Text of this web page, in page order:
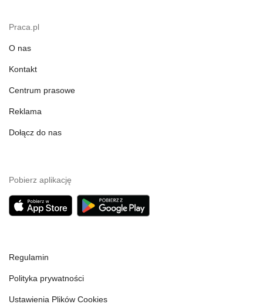
Praca.pl
O nas
Kontakt
Centrum prasowe
Reklama
Dołącz do nas
Pobierz aplikację
Regulamin
Polityka prywatności
Ustawienia Plików Cookies